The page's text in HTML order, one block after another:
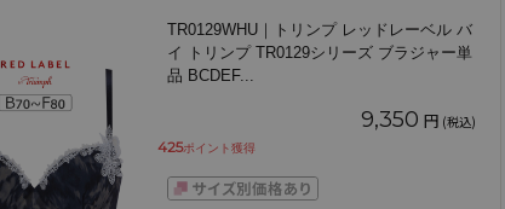
TR0129WHU｜トリンプ レッドレーベル バ
イ トリンプ TR0129シリーズ ブラジャー単
品 BCDEF...
9,350 円 (税込)
425ポイント獲得